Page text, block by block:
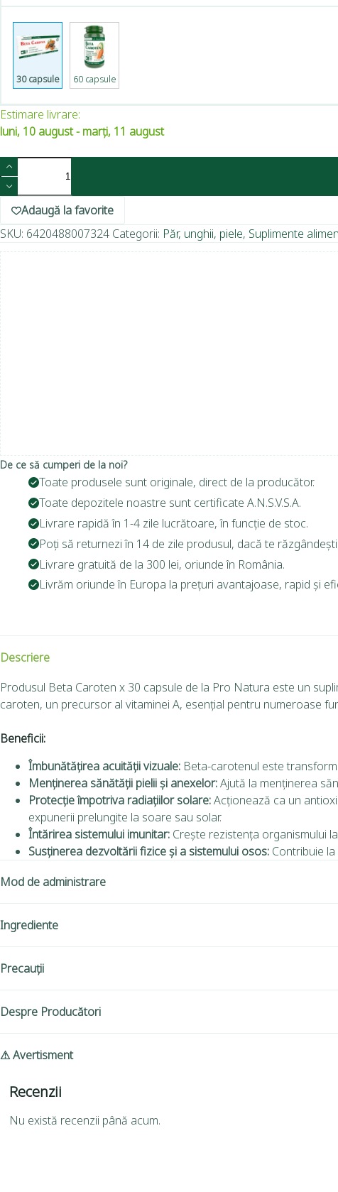
30 capsule 60 capsule
Estimare livrare:
luni, 10 august - marți, 11 august
Adaugă la favorite
SKU: 6420488007324 Categorii: Păr, unghii, piele, Suplimente
De ce să cumperi de la noi?
Toate produsele sunt originale, direct de la producător.
Toate depozitele noastre sunt certificate A.N.S.V.S.A.
Livrare rapidă în 1-4 zile lucrătoare, în funcție de stoc.
Poți să returnezi în 14 de zile produsul, dacă te răzgândești.
Livrare gratuită de la 300 lei, oriunde în România.
Livrăm oriunde în Europa la prețuri avantajoase, rapid și
Descriere
Produsul Beta Caroten x 30 capsule de la Pro Natura este un
caroten, un precursor al vitaminei A, esențial pentru numeroase
Beneficii:
Îmbunătățirea acuității vizuale: Beta-carotenul este
Menținerea sănătății pielii și anexelor:Ajută la menținerea
Protecție împotriva radiațiilor solare:Acționează ca un
expunerii prelungite la soare sau solar.
Întărirea sistemului imunitar: Crește rezistența organismului
Susținerea dezvoltării fizice și a sistemului osos: Contribuie
Mod de administrare
Ingrediente
Precauții
Despre Producători
⚠ Avertisment
Recenzii
Nu există recenzii până acum.